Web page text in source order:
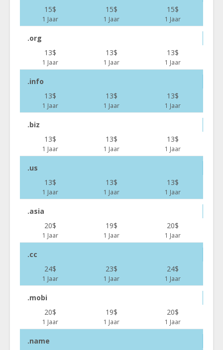
15$
1 Jaar
15$
1 Jaar
15$
1 Jaar
.org
13$
1 Jaar
13$
1 Jaar
13$
1 Jaar
.info
13$
1 Jaar
13$
1 Jaar
13$
1 Jaar
.biz
13$
1 Jaar
13$
1 Jaar
13$
1 Jaar
.us
13$
1 Jaar
13$
1 Jaar
13$
1 Jaar
.asia
20$
1 Jaar
19$
1 Jaar
20$
1 Jaar
.cc
24$
1 Jaar
23$
1 Jaar
24$
1 Jaar
.mobi
20$
1 Jaar
19$
1 Jaar
20$
1 Jaar
.name